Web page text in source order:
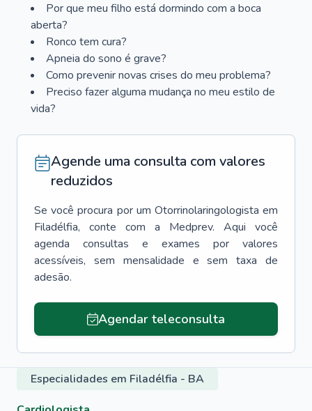
Por que meu filho está dormindo com a boca
aberta?
Ronco tem cura?
Apneia do sono é grave?
Como prevenir novas crises do meu problema?
Preciso fazer alguma mudança no meu estilo de
vida?
Agende uma consulta com valores
reduzidos
Se você procura por um Otorrinolaringologista em
Filadélfia, conte com a Medprev. Aqui você
agenda consultas e exames por valores
acessíveis, sem mensalidade e sem taxa de
adesão.
Agendar teleconsulta
Especialidades em Filadélfia - BA